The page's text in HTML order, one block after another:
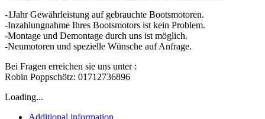
-1Jahr Gewährleistung auf gebrauchte Bootsmotoren.
-Inzahlungnahme Ihres Bootsmotors ist kein Problem.
-Montage und Demontage durch uns ist möglich.
-Neumotoren und spezielle Wünsche auf Anfrage.
Bei Fragen erreichen sie uns unter :
Robin Poppschötz: 01712736896
Loading...
Additional information